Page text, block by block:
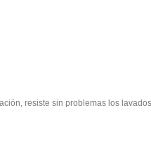
resiste sin problemas los